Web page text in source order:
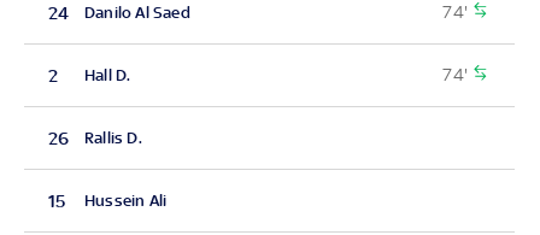
24 Danilo Al Saed 74'
2 Hall D. 74'
26 Rallis D.
15 Hussein Ali